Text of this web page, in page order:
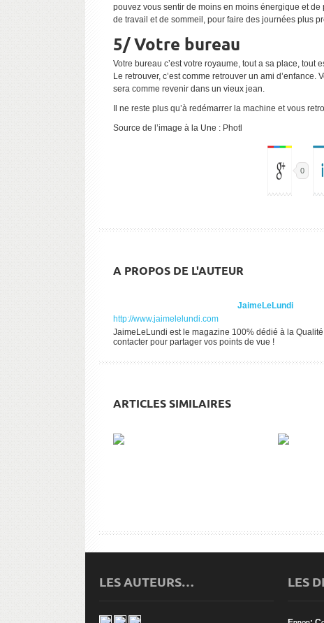
pouvez vous sentir de moins en moins énergique et
de travail et de sommeil, pour faire des journées plus
5/ Votre bureau
Votre bureau c’est votre royaume, tout a sa place, tout
Le retrouver, c’est comme retrouver un ami
sera comme revenir dans un vieux jean.
Il ne reste plus qu’à redémarrer la machine et vous
Source de l’image à la Une : Photl
0
A PROPOS DE L'AUTEUR
JaimeLeLundi
http://www.jaimelelundi.com
JaimeLeLundi est le magazine 100% dédié à la
contacter pour partager vos points de vue !
ARTICLES SIMILAIRES
LES AUTEURS… LES